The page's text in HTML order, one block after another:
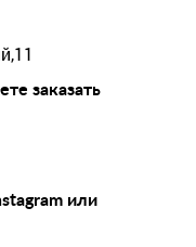
заказать
или